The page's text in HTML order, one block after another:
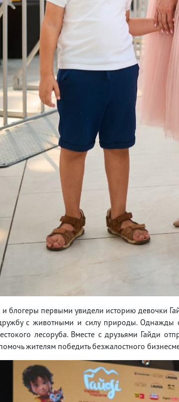
и блогеры первыми увидели историю девочки
с животными и силу природы. Однажды
лесоруба. Вместе с друзьями Гайди
жителям победить безжалостного